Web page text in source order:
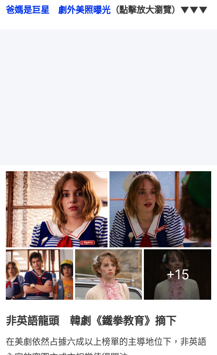
爸媽是巨星　劇外美照曝光 （點擊放大瀏覽）▼▼▼
+15
非英語龍頭 韓劇《鐵拳教育》摘下
在美劇依然占據六成以上榜單的主導地位下，非英語